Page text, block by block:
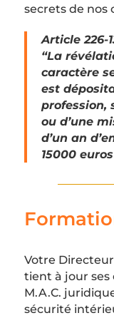
secrets de nos
Article 226-
“La
caractère
est
profession,
ou d’une
d’un an
15000
Votre
tient à jour ses
M.A.C.
sécurité